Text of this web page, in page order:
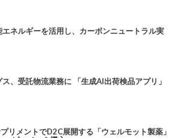
ネルギーを活用し、カーボンニュートラル実
、受託物流業務に 「生成AI出荷検品アプリ」
リメントでD2C展開する「ウェルモット製薬」